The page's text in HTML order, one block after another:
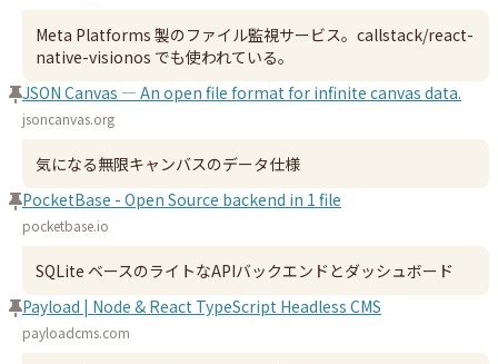
Meta Platforms 製のファイル監視サービス。callstack/react-
native-visionos でも使われている。
JSON Canvas — An open file format for infinite canvas data.
jsoncanvas.org
気になる無限キャンバスのデータ仕様
PocketBase - Open Source backend in 1 file
pocketbase.io
SQLite ベースのライトなAPIバックエンドとダッシュボード
Payload | Node & React TypeScript Headless CMS
payloadcms.com